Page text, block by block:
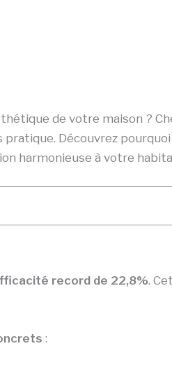
de votre maison ?
pratique. Découvrez
harmonieuse à votre
record de 22,8%.
: